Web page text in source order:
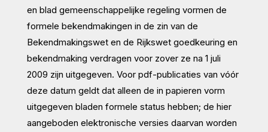
en blad gemeenschappelijke regeling vormen de
formele bekendmakingen in de zin van de
Bekendmakingswet en de Rijkswet goedkeuring en
bekendmaking verdragen voor zover ze na 1 juli
2009 zijn uitgegeven. Voor pdf-publicaties van vóór
deze datum geldt dat alleen de in papieren vorm
uitgegeven bladen formele status hebben; de hier
aangeboden elektronische versies daarvan worden